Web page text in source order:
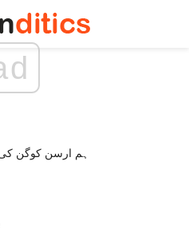
ہم ارسن کوگن